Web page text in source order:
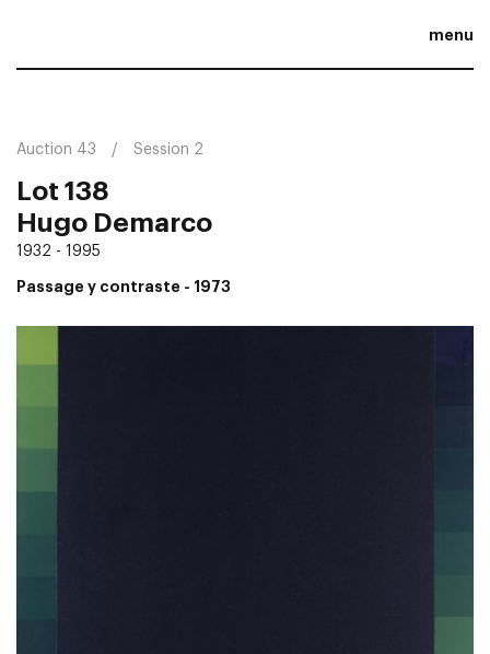
menu
Auction 43 Session 2
Lot 138
Hugo Demarco
1932 - 1995
Passage y contraste - 1973